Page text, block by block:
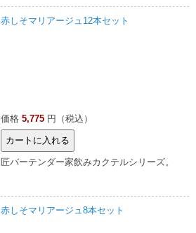
赤しそマリアージュ12本セット
価格 5,775 円（税込）
匠バーテンダー家飲みカクテルシリーズ。
赤しそマリアージュ8本セット